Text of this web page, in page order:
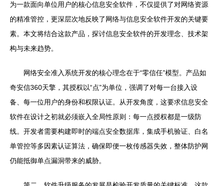
为一款面向单位用户的核心信息安全软件，不仅提供了对网络资源
的精准管控，更深层次地反映了网络与信息安全软件开发的关键要
素。本文将结合这款产品，探讨信息安全软件的开发理念、技术架
构与未来趋势。
网络安全准入系统开发的核心理念在于“零信任”模型。产品如
奇安信360天擎，其授权以“点”为单位，强调了对每一台接入设
备、每一位用户的身份和权限认证。从开发角度，这要求信息安全
软件在设计之初就必须嵌入全局性原则：每一点授权都是一级防
线。开发者需要构建即时的端点安全数据库，集成手机验证、白名
单管控等多因素认证算法，确保即便一枚传感器失效，整体防护网
仍能抵御单点漏洞带来的威胁。